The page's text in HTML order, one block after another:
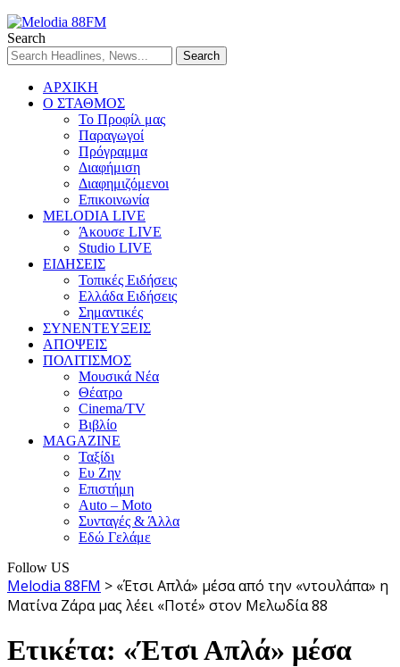
Search
ΑΡΧΙΚΗ
Ο ΣΤΑΘΜΟΣ
Το Προφίλ μας
Παραγωγοί
Πρόγραμμα
Διαφήμιση
Διαφημιζόμενοι
Επικοινωνία
MELODIA LIVE
Άκουσε LIVE
Studio LIVE
ΕΙΔΗΣΕΙΣ
Τοπικές Ειδήσεις
Ελλάδα Ειδήσεις
Σημαντικές
ΣΥΝΕΝΤΕΥΞΕΙΣ
ΑΠΟΨΕΙΣ
ΠΟΛΙΤΙΣΜΟΣ
Μουσικά Νέα
Θέατρο
Cinema/TV
Βιβλίο
MAGAZINE
Ταξίδι
Ευ Ζην
Επιστήμη
Auto – Moto
Συνταγές & Άλλα
Εδώ Γελάμε
Follow US
Melodia 88FM > «Έτσι Απλά» μέσα από την «ντουλάπα» η
Ματίνα Ζάρα μας λέει «Ποτέ» στον Μελωδία 88
Ετικέτα: «Έτσι Απλά» μέσα